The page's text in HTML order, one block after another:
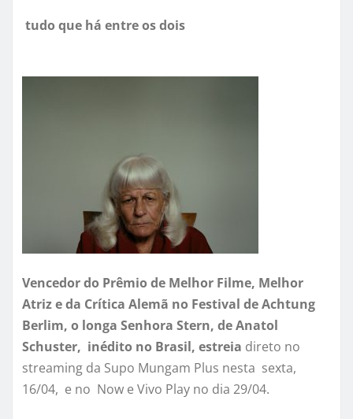
tudo que há entre os dois
Vencedor do Prêmio de Melhor Filme, Melhor
Atriz e da Crítica Alemã no Festival de Achtung
Berlim, o longa Senhora Stern, de Anatol
Schuster, inédito no Brasil, estreia direto no
streaming da Supo Mungam Plus nesta sexta,
16/04, e no Now e Vivo Play no dia 29/04.